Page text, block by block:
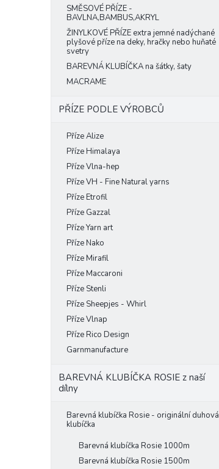
SMĚSOVÉ PŘÍZE -
BAVLNA,BAMBUS,AKRYL
ŽINYLKOVÉ PŘÍZE extra jemné nadýchané
plyšové příze na deky, hračky nebo huňaté
svetry
BAREVNÁ KLUBÍČKA na šátky, šaty
MACRAME
PŘÍZE PODLE VÝROBCŮ
Příze Alize
Příze Himalaya
Příze Vlna-hep
Příze VH - Fine Natural yarns
Příze Etrofil
Příze Gazzal
Příze Yarn art
Příze Nako
Příze Mirafil
Příze Maccaroni
Příze Stenli
Příze Sheepjes - Whirl
Příze Vlnap
Příze Rico Design
Garnmanufacture
BAREVNÁ KLUBÍČKA ROSIE z naší
dílny
Barevná klubíčka Rosie - originální duhová
klubíčka
Barevná klubíčka Rosie 1000m
Barevná klubíčka Rosie 1500m